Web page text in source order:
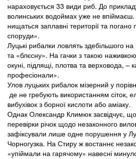
нараховується 33 види риб. До
волинських водоймах уже не
нищаться заплавні території та
споруди».
Луцькі рибалки ловлять здебільшого
та «блєсну». На гачки з такою
окуні, підлящі, плотва та верховода, –
професіонали».
Улов луцьких рибалок мізерний у
де не гребують використанням сіток,
вибухівок з борної кислоти або аміаку.
Однак Олександр Климюк засвідчує,
перевірки річок щодо незаконного
зафіксували лише одне порушення у
Чорногузка. На Стиру ж востаннє
«упіймали на гарячому» навесні